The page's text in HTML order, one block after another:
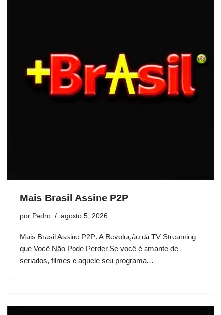
Mais Brasil Assine P2P
por Pedro agosto 5, 2026
Mais Brasil Assine P2P: A Revolução da TV Streaming
que Você Não Pode Perder Se você é amante de
seriados, filmes e aquele seu programa…